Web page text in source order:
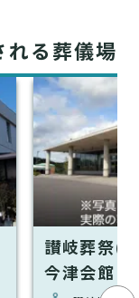
れる葬儀場
讃岐葬祭(
今津会館